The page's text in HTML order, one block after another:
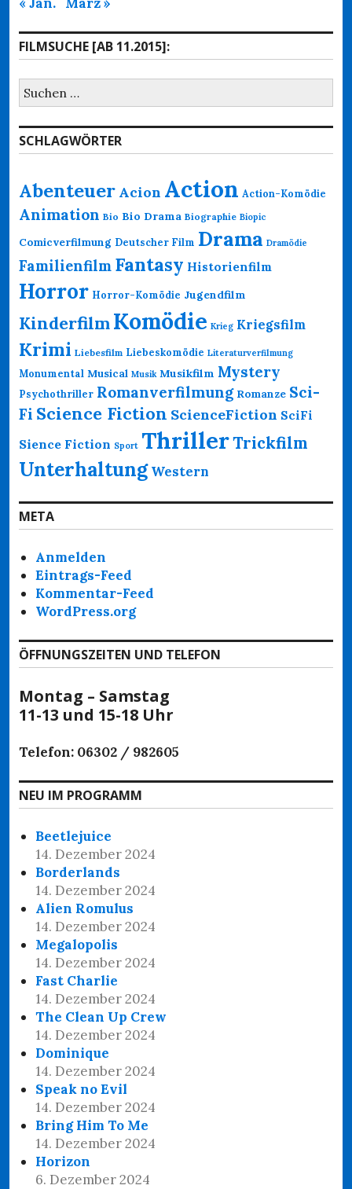
FILMSUCHE [AB 11.2015]:
Suchen
nach:
SCHLAGWÖRTER
Abenteuer Acion Action Action-Komödie
Animation Bio Bio Drama Biographie Biopic
Comicverfilmung Deutscher Film Drama Dramödie
Familienfilm Fantasy Historienfilm
Horror Horror-Komödie Jugendfilm
KinderfilmKomödie Krieg Kriegsfilm
Krimi Liebesfilm Liebeskomödie Literaturverfilmung
Monumental Musical Musik Musikfilm Mystery
Psychothriller Romanverfilmung Romanze Sci-
Fi Science Fiction ScienceFiction SciFi
Sience Fiction Sport ThrillerTrickfilm
Unterhaltung Western
META
Anmelden
Eintrags-Feed
Kommentar-Feed
WordPress.org
ÖFFNUNGSZEITEN UND TELEFON
Montag – Samstag
11-13 und 15-18 Uhr
Telefon: 06302 / 982605
NEU IM PROGRAMM
Beetlejuice
14. Dezember 2024
Borderlands
14. Dezember 2024
Alien Romulus
14. Dezember 2024
Megalopolis
14. Dezember 2024
Fast Charlie
14. Dezember 2024
The Clean Up Crew
14. Dezember 2024
Dominique
14. Dezember 2024
Speak no Evil
14. Dezember 2024
Bring Him To Me
14. Dezember 2024
Horizon
6. Dezember 2024